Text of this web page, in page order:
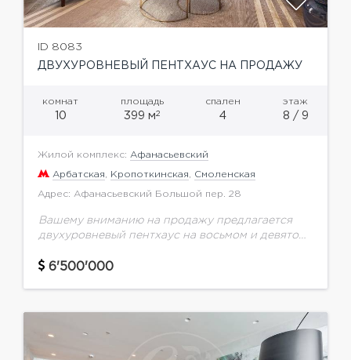
ID 8083
ДВУХУРОВНЕВЫЙ ПЕНТХАУС НА ПРОДАЖУ
комнат
10
площадь
399 м2
спален
4
этаж
8 / 9
Жилой комплекс: Афанасьевский
Арбатская, Кропоткинская, Смоленская
Адрес: Афанасьевский Большой пер. 28
Вашему вниманию на продажу предлагается
двухуровневый пентхаус на восьмом и девятом
площадью 399 м.кв.Окна объекта
6'500'000